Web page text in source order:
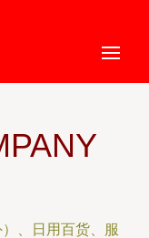
、日用百货、服